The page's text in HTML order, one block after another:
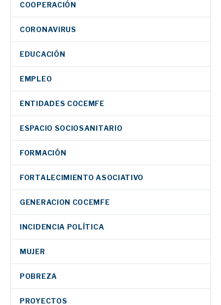
COOPERACIÓN
CORONAVIRUS
EDUCACIÓN
EMPLEO
ENTIDADES COCEMFE
ESPACIO SOCIOSANITARIO
FORMACIÓN
FORTALECIMIENTO ASOCIATIVO
GENERACION COCEMFE
INCIDENCIA POLÍTICA
MUJER
POBREZA
PROYECTOS